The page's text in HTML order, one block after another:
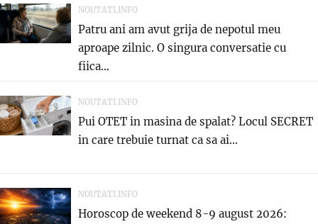
NOUTATI.INFO
Patru ani am avut grija de nepotul meu
aproape zilnic. O singura conversatie cu
fiica...
NOUTATI.INFO
Pui OTET in masina de spalat? Locul SECRET
in care trebuie turnat ca sa ai...
NOUTATI.INFO
Horoscop de weekend 8-9 august 2026: